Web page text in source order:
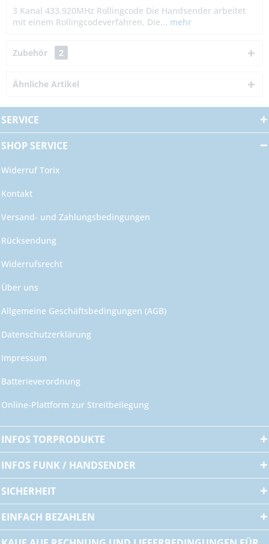
3 Kanal 433.920MHz Rollingcode Die Handsender arbeitet
mit einem Rollingcodeverfahren. Die... mehr
Zubehör 2
Ähnliche Artikel
SERVICE
SHOP SERVICE
Widerruf Torix
Kontakt
Versand- und Zahlungsbedingungen
Rücksendung
Widerrufsrecht
Über uns
Allgemeine Geschäftsbedingungen (AGB)
Datenschutzerklärung
Impressum
Batterieverordnung
Online-Plattform zur Streitbeilegung
INFOS TORPRODUKTE
INFOS FUNK / HANDSENDER
SICHERHEIT
EINFACH BEZAHLEN